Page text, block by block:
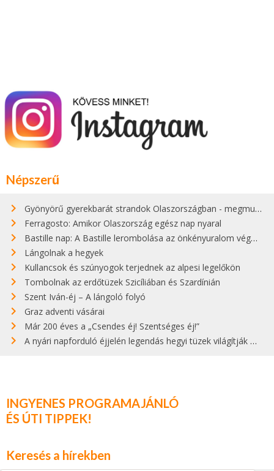
Népszerű
Gyönyörű gyerekbarát strandok Olaszországban - megmutatjuk a 15 legjobbat
Ferragosto: Amikor Olaszország egész nap nyaral
Bastille nap: A Bastille lerombolása az önkényuralom végét jelentette
Lángolnak a hegyek
Kullancsok és szúnyogok terjednek az alpesi legelőkön
Tombolnak az erdőtüzek Szicíliában és Szardínián
Szent Iván-éj – A lángoló folyó
Graz adventi vásárai
Már 200 éves a „Csendes éj! Szentséges éj!”
A nyári napforduló éjjelén legendás hegyi tüzek világítják meg Zugspitzét
INGYENES PROGRAMAJÁNLÓ
ÉS ÚTI TIPPEK!
Keresés a hírekben